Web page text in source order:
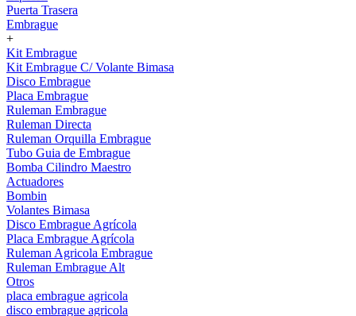
Puerta Trasera
Embrague
+
Kit Embrague
Kit Embrague C/ Volante Bimasa
Disco Embrague
Placa Embrague
Ruleman Embrague
Ruleman Directa
Ruleman Orquilla Embrague
Tubo Guia de Embrague
Bomba Cilindro Maestro
Actuadores
Bombin
Volantes Bimasa
Disco Embrague Agrícola
Placa Embrague Agrícola
Ruleman Agricola Embrague
Ruleman Embrague Alt
Otros
placa embrague agricola
disco embrague agricola